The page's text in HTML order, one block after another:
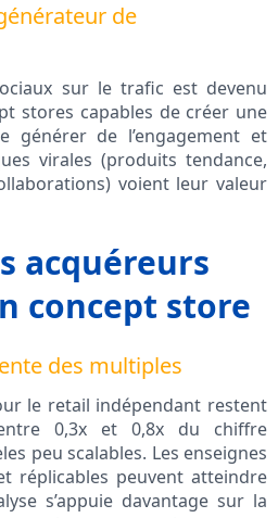
de
sur le trafic est devenu
stores capables de créer une
générer de l’engagement et
virales (produits tendance,
voient leur valeur
acquéreurs
concept store
des multiples
le retail indépendant restent
0,3x et 0,8x du chiffre
peu scalables. Les enseignes
réplicables peuvent atteindre
s’appuie davantage sur la